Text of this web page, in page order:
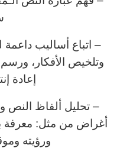
– اتباع أساليب داعمة
وتلخيص الأفكار،
إعادة
– تحليل ألفاظ النص
أغراض من مثل: معرفة
ورؤيته